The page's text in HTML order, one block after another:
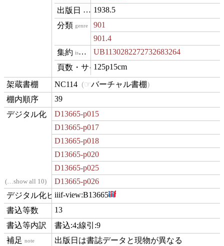
datePublished
1938.5
genre
901
901.4
isVariantOf UB1130282272732683264
materialExtent
125p15cm
contentLocation
NC114 バーチャル書棚
position39
digitization
…show all 10
D13665-p015
D13665-p017
D13665-p018
D13665-p020
D13665-p025
D13665-p026
hasView
iiif-view:B13665
commentCount
13
comment
書込:4;線引:9
note 出版日は書誌データと現物が異なる